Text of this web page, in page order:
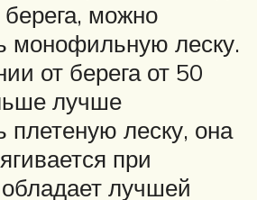
можно
монофильную леску.
от берега от 50
лучше
плетеную леску, она
при
лучшей